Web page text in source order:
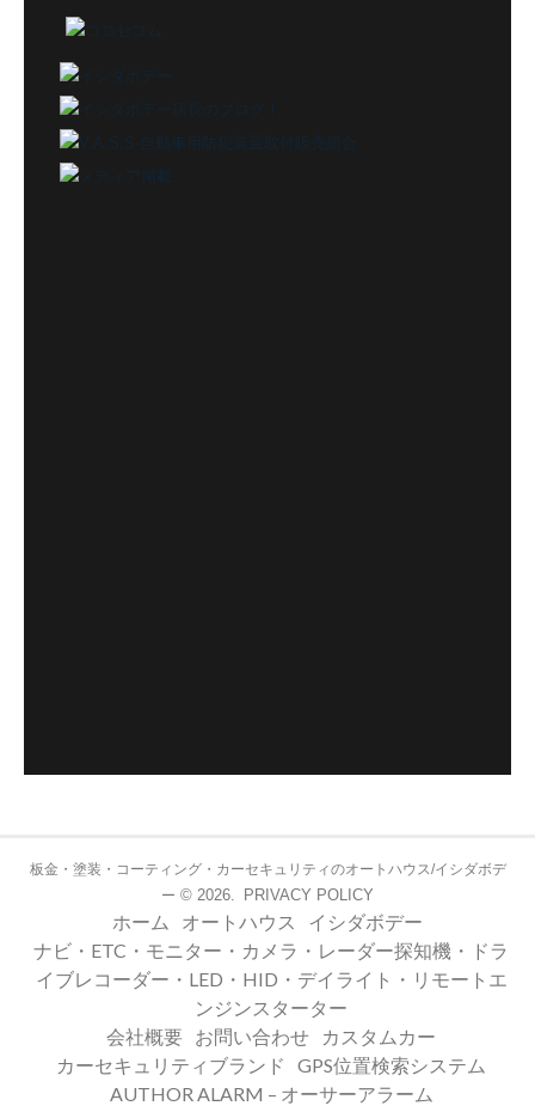
板金・塗装・コーティング・カーセキュリティのオートハウス/イシダボデ
ー © 2026. PRIVACY POLICY
ホーム オートハウス
イシダボデー
ナビ・ETC・モニター・カメラ・レーダー探知機・ドラ
イブレコーダー・LED・HID・デイライト・リモートエ
ンジンスターター
会社概要
お問い合わせ
カスタムカー
カーセキュリティブランド
GPS位置検索システム
AUTHOR ALARM – オーサーアラーム